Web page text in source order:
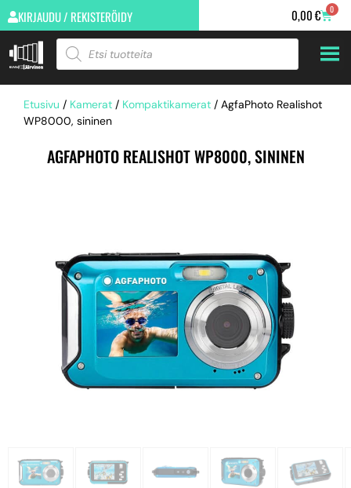
KIRJAUDU / REKISTERÖIDY 0,00€ 0
Etusivu / Kamerat / Kompaktikamerat / AgfaPhoto Realishot
WP8000, sininen
AGFAPHOTO REALISHOT WP8000, SININEN